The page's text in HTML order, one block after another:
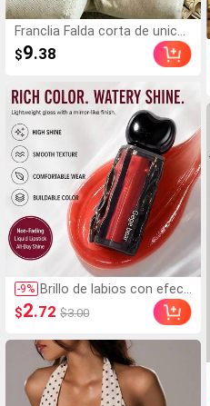
Franclia Falda corta de unicol
or casual para mujer, conjunt
o de faldas pantalón de vera
o interior, dos piezas para da
mas, faldas pantalón de mez
clilla de cintura alta para muj
er
$9.38
-9% Brillo de labios con efect
o espejo brillante, gloss
de labios para mujer, labi
tante, no pegajoso y no
se desvanece, maquillaje
de labios
$2.72 $3.00